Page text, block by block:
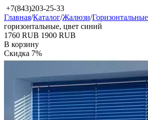
+7(843)203-25-33
Главная/Каталог/Жалюзи/
горизонтальные, цвет синий
‍1760‍ RUB ‍1900‍ RUB
В корзину
Скидка 7%